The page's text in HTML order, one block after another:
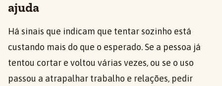
ajuda
Há sinais que indicam que tentar sozinho está
custando mais do que o esperado. Se a pessoa já
tentou cortar e voltou várias vezes, ou se o uso
passou a atrapalhar trabalho e relações, pedir